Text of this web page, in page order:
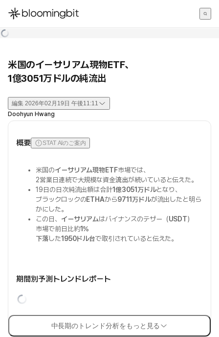
한국어
米国のイーサリアム現物ETF、
1億3051万ドルの純流出
編集 2026年02月19日 午後11:11
Doohyun Hwang
概要 STAT AIのご案内
米国のイーサリアム現物ETF市場では、
2営業日連続で大規模な資金流出が続いていると伝えた。
19日の日次純流出額は合計1億3051万ドルとなり、
ブラックロックのETHAから9711万ドルが流出したと明ら
かにした。
この日、 イーサリアムはバイナンスのテザー（USDT）
市場で前日比約1%
下落した1950ドル台で取引されていると伝えた。
期間別予測トレンドレポート
中長期のトレンド分析をもっと見る